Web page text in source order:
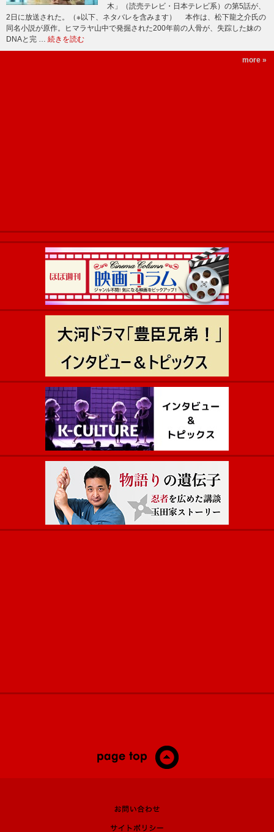
木」（読売テレビ・日本テレビ系）の第5話が、
2日に放送された。（※以下、ネタバレを含みます） 本作は、松下龍之介氏の
同名小説が原作。ヒマラヤ山中で発掘された200年前の人骨が、失踪した妹の
DNAと完 … 続きを読む
more »